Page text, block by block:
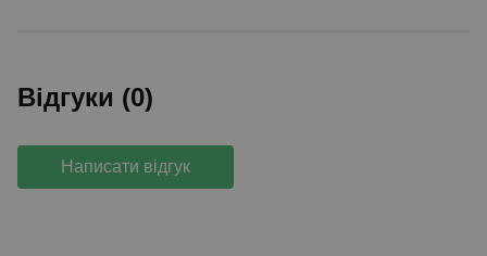
Відгуки (0)
Написати відгук